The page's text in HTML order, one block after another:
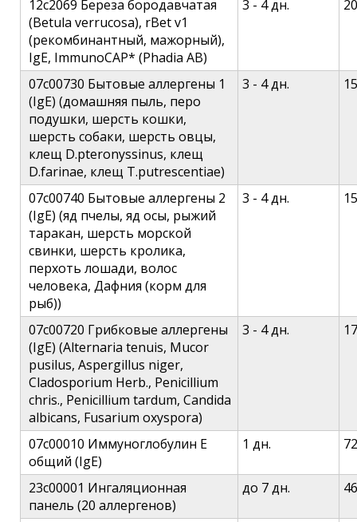
12c2069 Береза бородавчатая
(Betula verrucosa), rBet v1
(рекомбинантный, мажорный),
IgE, ImmunoCAP* (Phadia AB)
3 - 4 дн.
07c00730 Бытовые аллергены 1
(IgE) (домашняя пыль, перо
подушки, шерсть кошки,
шерсть собаки, шерсть овцы,
клещ D.pteronyssinus, клещ
D.farinae, клещ T.putrescentiae)
3 - 4 дн.
07c00740 Бытовые аллергены 2
(IgE) (яд пчелы, яд осы, рыжий
таракан, шерсть морской
свинки, шерсть кролика,
перхоть лошади, волос
человека, Дафния (корм для
рыб))
3 - 4 дн.
07c00720 Грибковые аллергены
(IgE) (Alternaria tenuis, Mucor
pusilus, Aspergillus niger,
Cladosporium Herb., Penicillium
chris., Penicillium tardum, Candida
albicans, Fusarium oxyspora)
3 - 4 дн.
07c00010 Иммуноглобулин Е
общий (IgE)
1 дн.
23c00001 Ингаляционная
панель (20 аллергенов)
до 7 дн.